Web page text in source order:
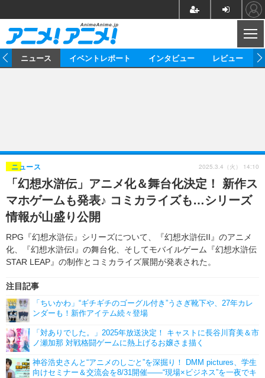
ゲーム グッズ
イベント 海外
海外イベント ビジネス
俳優・タレント アーティスト
ビジネス
アニメ 実写
書評 イベント
ゲーム 座談会
動画
アニメ
アニメ！アニメ！TV ABEMA Cafe
連載・コラム
ニュース イベントレポート インタビュー レビュー
「幻想水滸伝」アニメ化＆舞台化決定！ 新作ス
マホゲームも発表♪ コミカライズも…シリーズ
情報が山盛り公開
RPG『幻想水滸伝』シリーズについて、『幻想水滸伝II』のアニメ
化、『幻想水滸伝I』の舞台化、そしてモバイルゲーム『幻想水滸伝
STAR LEAP』の制作とコミカライズ展開が発表された。
ニュース
注目記事
「ちいかわ」“ギチギチのゴーグル付き”うさぎ靴下や、27年カレ
ンダーも！新作アイテム続々登場
「対ありでした。」2025年放送決定！ キャストに長谷川育美＆市
ノ瀬加那 対戦格闘ゲームに熱上げるお嬢さま描く
神谷浩史さんと“アニメのしごと”を深掘り！ DMM pictures、学生
向けセミナー＆交流会を8/31開催――“現場×ビジネス”を一夜でキ
2025.3.4（火） 14:10